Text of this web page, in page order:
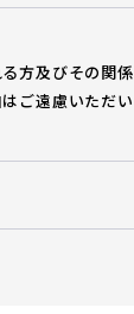
方及びその関係
ご遠慮いただい